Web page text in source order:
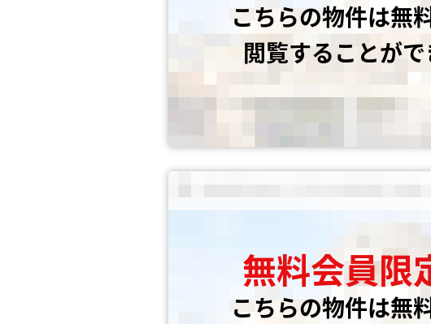
こちらの物件は無
閲覧することがで
無料会員限
こちらの物件は無